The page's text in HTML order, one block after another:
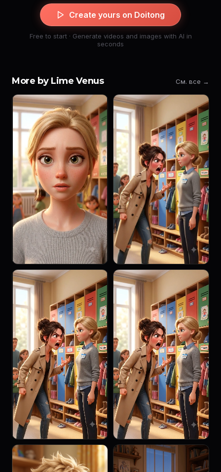
Create yours on Doitong
Free to start · Generate videos and images with AI in
seconds
More by Lime Venus См. все →